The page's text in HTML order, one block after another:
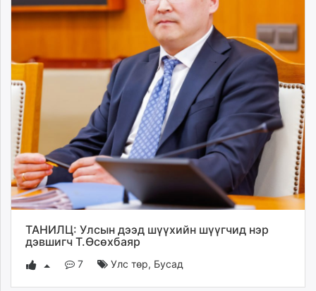
ТАНИЛЦ: Улсын дээд шүүхийн шүүгчид нэр
дэвшигч Т.Өсөхбаяр
7 Улс төр, Бусад